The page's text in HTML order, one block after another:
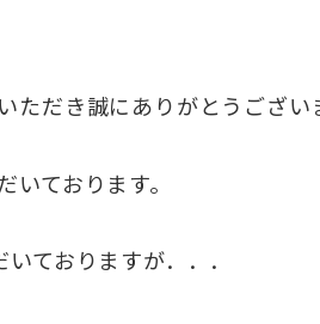
だき誠にありがとうござい
ております。
ておりますが．．．